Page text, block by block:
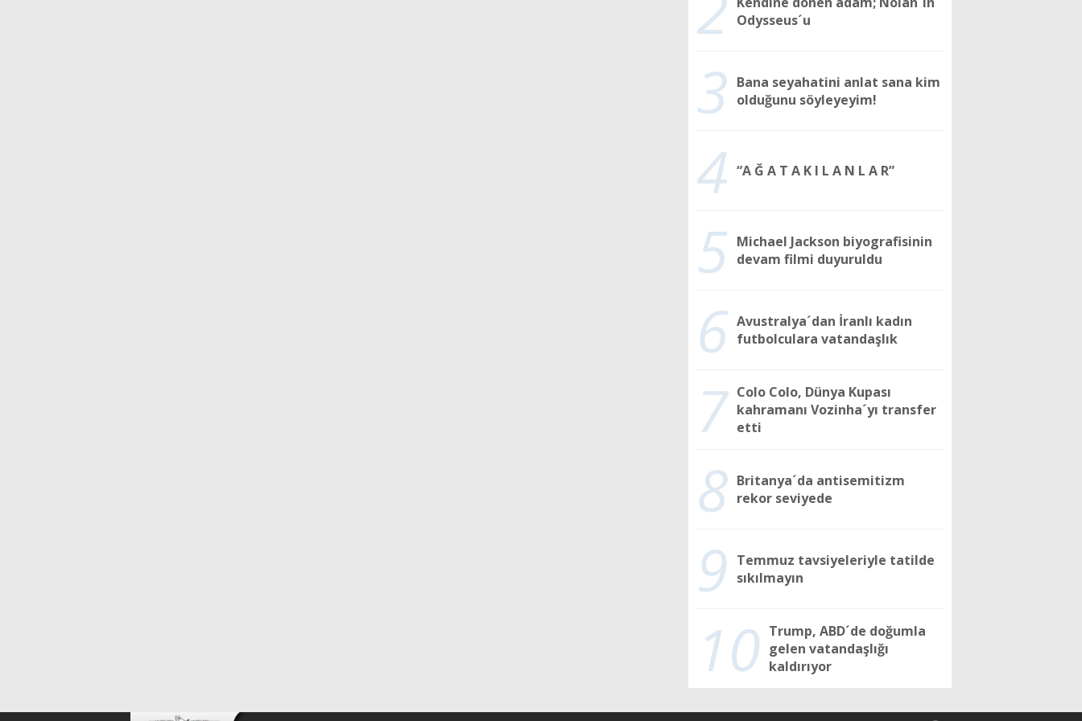
Odysseus´u
3 Bana seyahatini anlat sana kim
olduğunu söyleyeyim!
4 “A Ğ A T A K I L A N L A R”
5 Michael Jackson biyografisinin
devam filmi duyuruldu
6 Avustralya´dan İranlı kadın
futbolculara vatandaşlık
7 Colo Colo, Dünya Kupası
kahramanı Vozinha´yı transfer
etti
8 Britanya´da antisemitizm
rekor seviyede
9
Temmuz tavsiyeleriyle tatilde
sıkılmayın
10 Trump, ABD´de doğumla
gelen vatandaşlığı
kaldırıyor